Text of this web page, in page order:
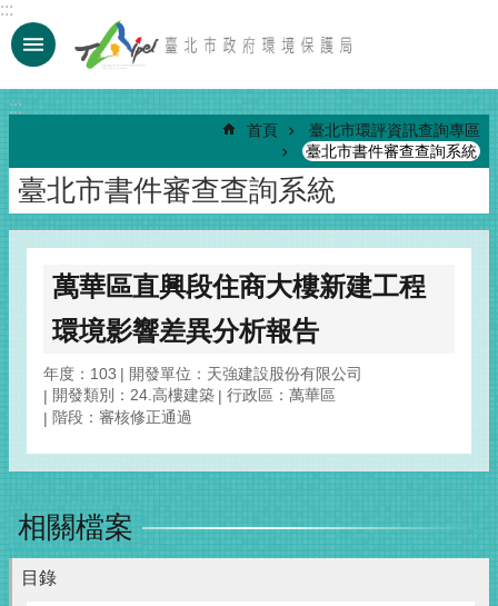
跳到主要內容區塊
:::
:::
首頁
臺北市環評資訊查詢專區
臺北市書件審查查詢系統
臺北市書件審查查詢系統
萬華區直興段住商大樓新建工程
環境影響差異分析報告
年度：103
開發單位：天強建設股份有限公司
開發類別：24.高樓建築
行政區：萬華區
階段：審核修正通過
相關檔案
目錄